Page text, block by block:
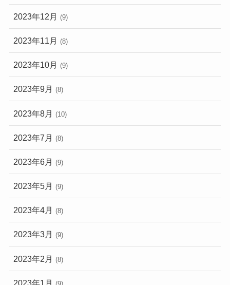
2023年12月 (9)
2023年11月 (8)
2023年10月 (9)
2023年9月 (8)
2023年8月 (10)
2023年7月 (8)
2023年6月 (9)
2023年5月 (9)
2023年4月 (8)
2023年3月 (9)
2023年2月 (8)
2023年1月